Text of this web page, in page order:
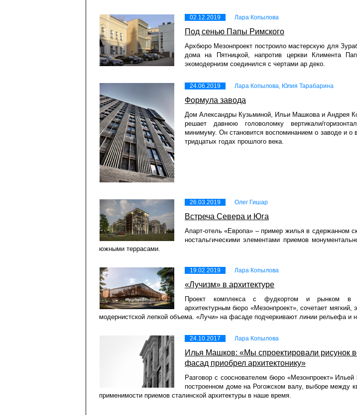
02.12.2019 Лара Копылова
Под сенью Папы Римского
Архбюро Мезонпроект построило мастерскую для
дома на Пятницкой, напротив церкви Климента
экомодернизм соединился с чертами ар деко.
24.06.2019 Лара Копылова, Юлия Тарабарина
Формула завода
Дом Александры Кузьминой, Ильи Машкова и Андрея
решает давнюю головоломку вертикали/
минимуму. Он становится воспоминанием о заводе и о
тридцатых годах прошлого века.
26.03.2019 Олег Гишар
Встреча Севера и Юга
Апарт-отель «Европа» – пример жилья в сдержанном
ностальгическими элементами приемов
южными террасами.
19.02.2019 Лара Копылова
«Лучизм» в архитектуре
Проект комплекса с фудкортом и рынком в
архитектурным бюро «Мезонпроект», сочетает мягкий,
модернистской лепкой объема. «Лучи» на фасаде подчеркивают линии рельефа и
24.10.2017 Лара Копылова
Илья Машков: «Мы спроектировали рисунок
фасад приобрел архитектонику»
Разговор с сооснователем бюро «Мезонпроект»
построенном доме на Рогожском валу, выборе между
применимости приемов сталинской архитектуры в наше время.